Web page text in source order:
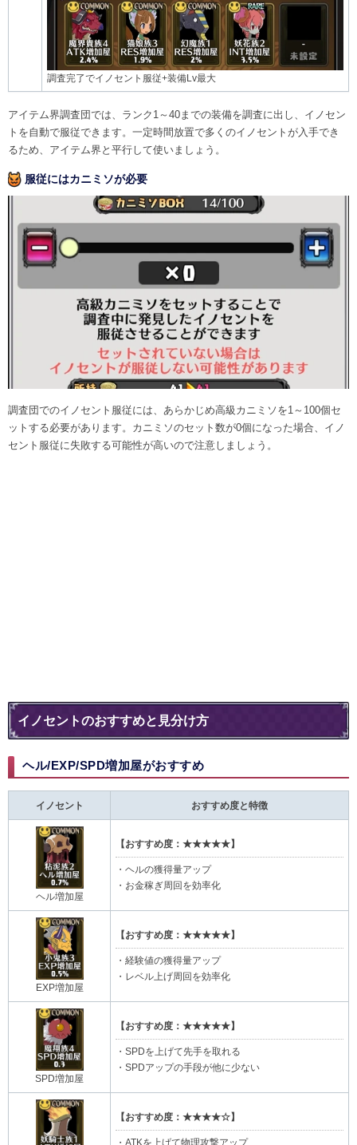
調査完了でイノセント服従+装備Lv最大
アイテム界調査団では、ランク1～40までの装備を調査に出し、イノセン
トを自動で服従できます。一定時間放置で多くのイノセントが入手でき
るため、アイテム界と平行して使いましょう。
服従にはカニミソが必要
調査団でのイノセント服従には、あらかじめ高級カニミソを1～100個セ
ットする必要があります。カニミソのセット数が0個になった場合、イノ
セント服従に失敗する可能性が高いので注意しましょう。
イノセントのおすすめと見分け方
ヘル/EXP/SPD増加屋がおすすめ
イノセント おすすめ度と特徴
ヘル増加屋
【おすすめ度：★★★★★】
・ヘルの獲得量アップ
・お金稼ぎ周回を効率化
EXP増加屋
【おすすめ度：★★★★★】
・経験値の獲得量アップ
・レベル上げ周回を効率化
SPD増加屋
【おすすめ度：★★★★★】
・SPDを上げて先手を取れる
・SPDアップの手段が他に少ない
【おすすめ度：★★★★☆】
・ATKを上げて物理攻撃アップ